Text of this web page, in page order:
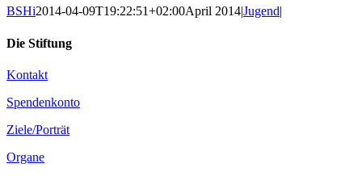
BSHi2014-04-09T19:22:51+02:00April 2014|Jugend|
Die Stiftung
Kontakt
Spendenkonto
Ziele/Porträt
Organe